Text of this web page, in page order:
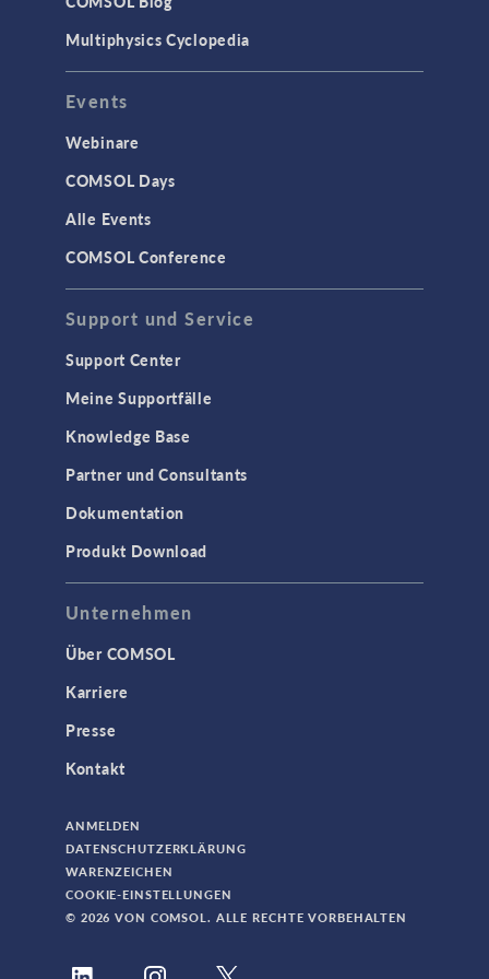
Multiphysics Cyclopedia
Events
Webinare
COMSOL Days
Alle Events
COMSOL Conference
Support und Service
Support Center
Meine Supportfälle
Knowledge Base
Partner und Consultants
Dokumentation
Produkt Download
Unternehmen
Über COMSOL
Karriere
Presse
Kontakt
ANMELDEN
DATENSCHUTZERKLÄRUNG
WARENZEICHEN
COOKIE-EINSTELLUNGEN
© 2026 VON COMSOL. ALLE RECHTE VORBEHALTEN